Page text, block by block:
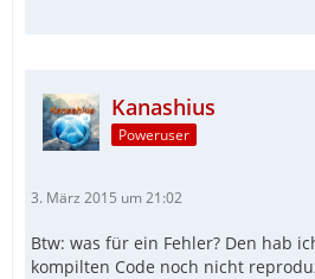
Kanashius
Poweruser
3. März 2015 um 21:02
Btw: was für ein Fehler? Den hab
kompilten Code noch nicht